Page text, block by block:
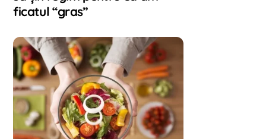
ficatul “gras”